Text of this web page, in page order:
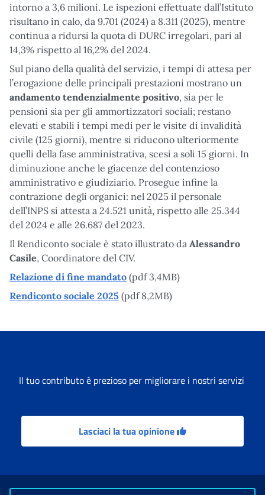
intorno a 3,6 milioni. Le ispezioni effettuate dall’Istituto
risultano in calo, da 9.701 (2024) a 8.311 (2025), mentre
continua a ridursi la quota di DURC irregolari, pari al
14,3% rispetto al 16,2% del 2024.
Sul piano della qualità del servizio, i tempi di attesa per
l’erogazione delle principali prestazioni mostrano un
andamento tendenzialmente positivo, sia per le
pensioni sia per gli ammortizzatori sociali; restano
elevati e stabili i tempi medi per le visite di invalidità
civile (125 giorni), mentre si riducono ulteriormente
quelli della fase amministrativa, scesi a soli 15 giorni. In
diminuzione anche le giacenze del contenzioso
amministrativo e giudiziario. Prosegue infine la
contrazione degli organici: nel 2025 il personale
dell’INPS si attesta a 24.521 unità, rispetto alle 25.344
del 2024 e alle 26.687 del 2023.
Il Rendiconto sociale è stato illustrato da Alessandro
Casile, Coordinatore del CIV.
Relazione di fine mandato (pdf 3,4MB)
Rendiconto sociale 2025 (pdf 8,2MB)
Il tuo contributo è prezioso per migliorare i nostri servizi
Lasciaci la tua opinione